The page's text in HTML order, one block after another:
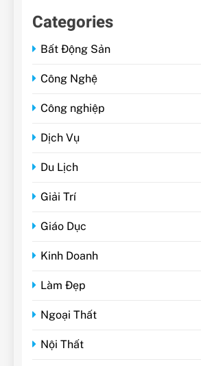
Categories
Bất Động Sản
Công Nghệ
Công nghiệp
Dịch Vụ
Du Lịch
Giải Trí
Giáo Dục
Kinh Doanh
Làm Đẹp
Ngoại Thất
Nội Thất